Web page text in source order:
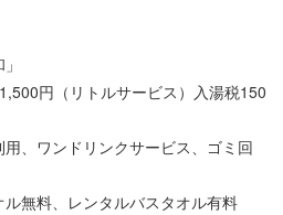
円（リトルサービス）入湯税150
用、ワンドリンクサービス、ゴミ回
ル無料、レンタルバスタオル有料